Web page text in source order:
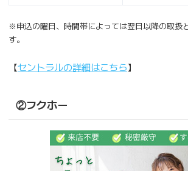
※申込の曜日、時間帯によっては翌日以降の取扱
す。
【セントラルの詳細はこちら】
②フクホー